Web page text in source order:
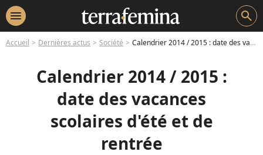
menu search
Accueil Dernières actus Société Calendrier 2014 / 2015 : date des vacances scolaires d'été et de rentrée
Calendrier 2014 / 2015 :
date des vacances
scolaires d'été et de
rentrée